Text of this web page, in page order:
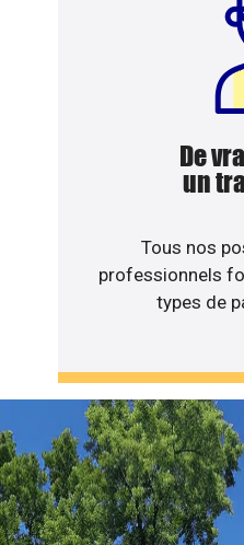
De
un
Tous nos
professionnels
types de